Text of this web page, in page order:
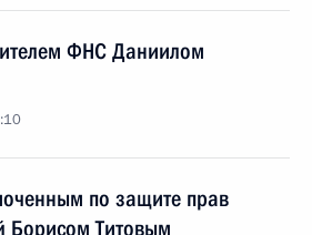
ФНС Даниилом
по защите прав
Борисом Титовым